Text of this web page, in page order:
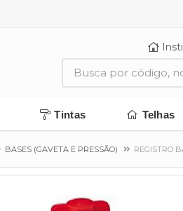
Tintas Telhas
BASES (GAVETA E PRESSÃO) REGISTRO